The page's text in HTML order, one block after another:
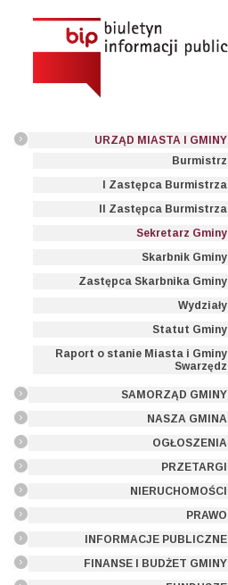
URZĄD MIASTA I GMINY
Burmistrz
I Zastępca Burmistrza
II Zastępca Burmistrza
Sekretarz Gminy
Skarbnik Gminy
Zastępca Skarbnika Gminy
Wydziały
Statut Gminy
Raport o stanie Miasta i Gminy
Swarzędz
SAMORZĄD GMINY
NASZA GMINA
OGŁOSZENIA
PRZETARGI
NIERUCHOMOŚCI
PRAWO
INFORMACJE PUBLICZNE
FINANSE I BUDŻET GMINY